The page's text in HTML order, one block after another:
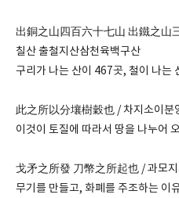
出銅之山四百六十七山 出鐵之山
칠산 출철지산삼천육백구산
구리가 나는 산이 467곳, 철이 나는
此之所以分壤樹穀也 / 차지소이분
이것이 토질에 따라서 땅을 나누어
戈矛之所發 刀幣之所起也 / 과모지
무기를 만들고, 화폐를 주조하는 이